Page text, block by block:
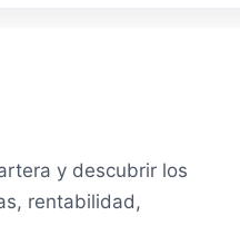
y descubrir los
rentabilidad,